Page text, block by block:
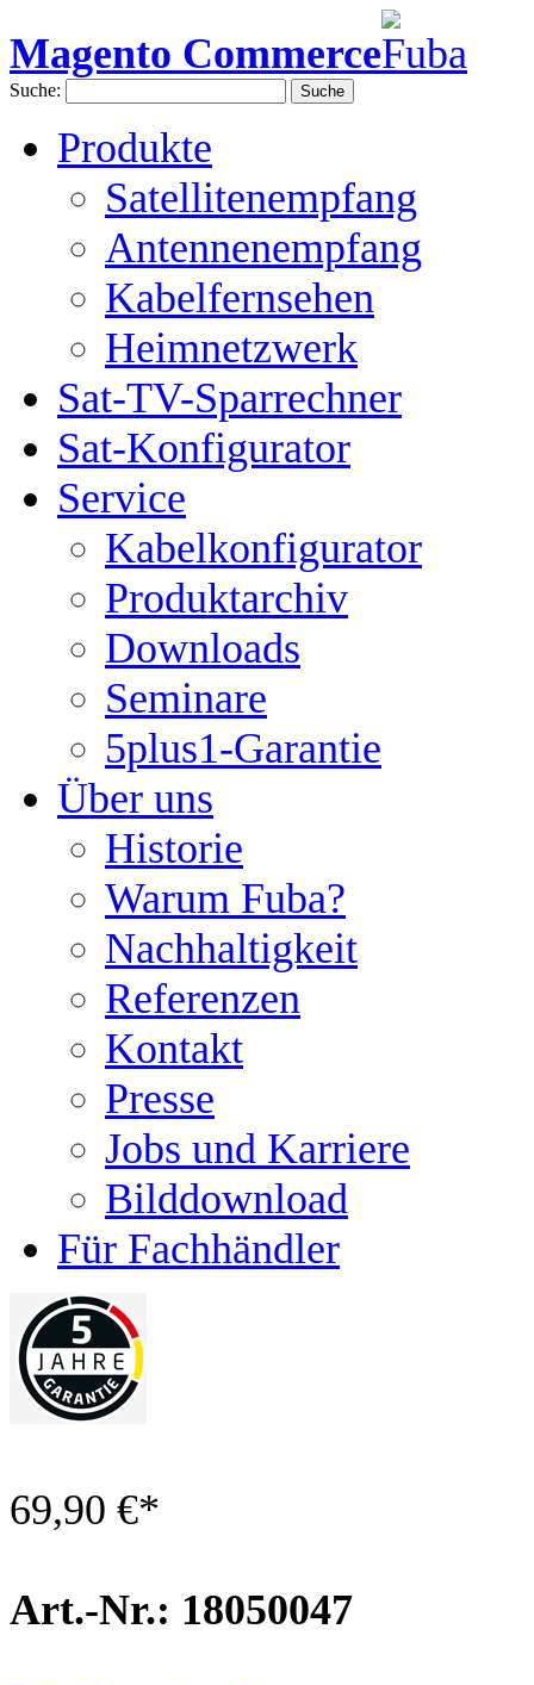
Magento Commerce
Suche: Suche
Produkte
Satellitenempfang
Antennenempfang
Kabelfernsehen
Heimnetzwerk
Sat-TV-Sparrechner
Sat-Konfigurator
Service
Kabelkonfigurator
Produktarchiv
Downloads
Seminare
5plus1-Garantie
Über uns
Historie
Warum Fuba?
Nachhaltigkeit
Referenzen
Kontakt
Presse
Jobs und Karriere
Bilddownload
Für Fachhändler
69,90 €*
Art.-Nr.: 18050047